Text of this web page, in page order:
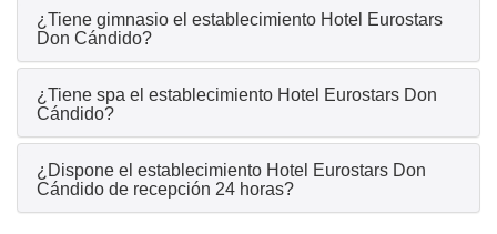
¿Tiene gimnasio el establecimiento Hotel Eurostars
Don Cándido?
¿Tiene spa el establecimiento Hotel Eurostars Don
Cándido?
¿Dispone el establecimiento Hotel Eurostars Don
Cándido de recepción 24 horas?